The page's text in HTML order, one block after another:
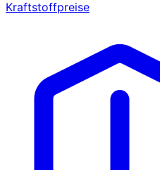
Kraftstoffpreise